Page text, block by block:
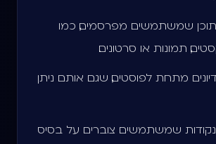
שמשתמשים מפרסמים, כמו
תמונות או סרטונים.
מתחת לפוסטים, שגם אותם ניתן
שמשתמשים צוברים על בסיס